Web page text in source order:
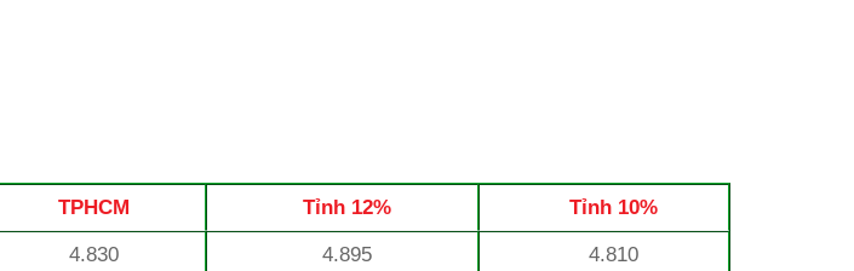
TPHCM Tỉnh 12%
Tỉnh 10%
4.830 4.895
4.810